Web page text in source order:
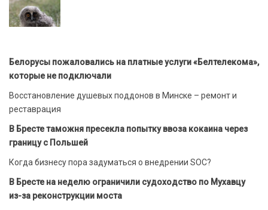
Белорусы пожаловались на платные услуги «Белтелекома»,
которые не подключали
Восстановление душевых поддонов в Минске – ремонт и
реставрация
В Бресте таможня пресекла попытку ввоза кокаина через
границу с Польшей
Когда бизнесу пора задуматься о внедрении SOC?
В Бресте на неделю ограничили судоходство по Мухавцу
из-за реконструкции моста